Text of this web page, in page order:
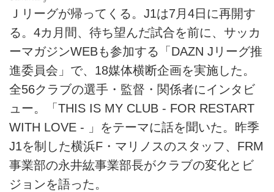
Ｊリーグが帰ってくる。J1は7月4日に再開す
る。4カ月間、待ち望んだ試合を前に、サッカ
ーマガジンWEBも参加する「DAZN Jリーグ推
進委員会」で、18媒体横断企画を実施した。
全56クラブの選手・監督・関係者にインタビ
ュー。「THIS IS MY CLUB - FOR RESTART
WITH LOVE - 」をテーマに話を聞いた。昨季
J1を制した横浜F・マリノスのスタッフ、FRM
事業部の永井紘事業部長がクラブの変化とビ
ジョンを語った。